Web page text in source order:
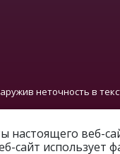
неточность в
настоящего веб-
сайт